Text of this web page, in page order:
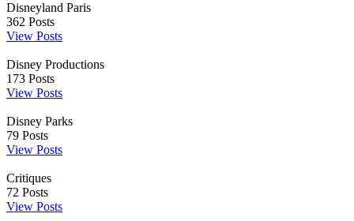
Disneyland Paris
362 Posts
View Posts
Disney Productions
173 Posts
View Posts
Disney Parks
79 Posts
View Posts
Critiques
72 Posts
View Posts